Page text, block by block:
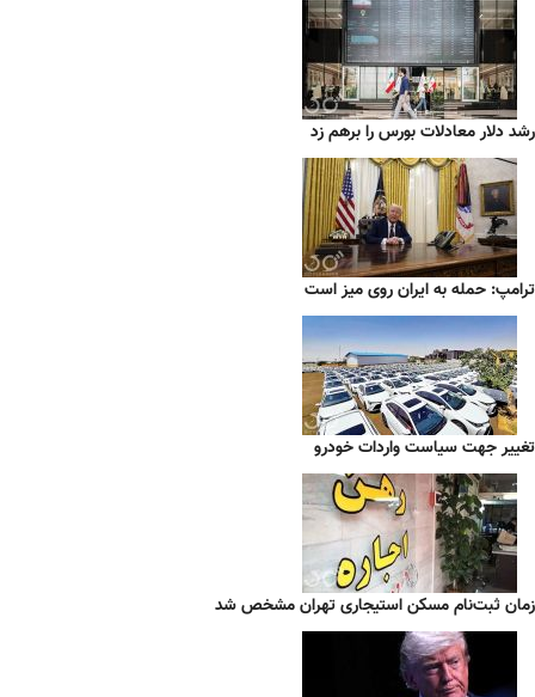
رشد دلار معادلات بورس را برهم زد
ترامپ: حمله به ایران روی میز است
تغییر جهت سیاست واردات خودرو
زمان ثبت‌نام مسکن استیجاری تهران مشخص شد